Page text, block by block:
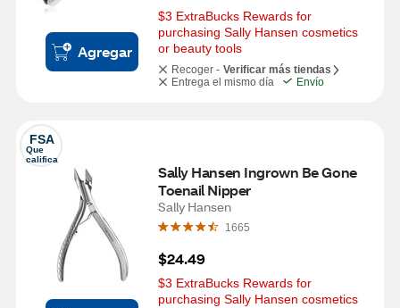
Agregar
$3 ExtraBucks Rewards for
purchasing Sally Hansen cosmetics
or beauty tools
Recoger - Verificar más tiendas
Entrega el mismo día
Envío
FSA
Que
califica
Sally Hansen Ingrown Be Gone
Toenail Nipper
Sally Hansen
1665
$24.49
$3 ExtraBucks Rewards for
purchasing Sally Hansen cosmetics